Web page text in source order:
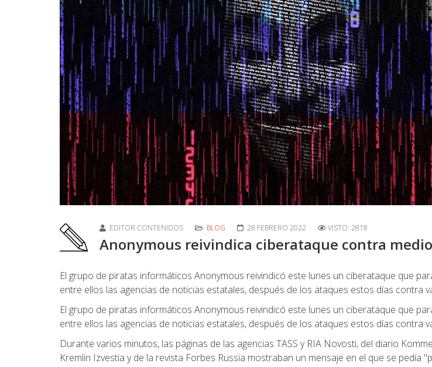
EDITOR CONTENIDOS BLOG 28 FEBRERO 2022 VISTO: 2818
Anonymous reivindica ciberataque contra
El grupo de piratas informáticos Anonymous reivindicó este lunes un ciberataque que
entre ellos las agencias de noticias estatales, después de los ataques estos días contra
El grupo de piratas informáticos Anonymous reivindicó este lunes un ciberataque que
entre ellos las agencias de noticias estatales, después de los ataques estos días contra
Durante varios minutos, las páginas de las agencias TASS y RIA Novosti, del diario
Kremlin Izvestia y de la revista Forbes Russia mostraban un mensaje en el que se pedía